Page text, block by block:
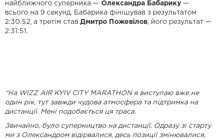
найближчого суперника — Олександра Бабарику —
всього на 9 секунд. Бабарика фінішував з результатом
2:30:52, а третім став Дмитро Пожевілов, його результат —
2:31:51.
“На WIZZ AIR KYIV CITY MARATHON я виступаю вже не
один рік, тут завжди чудова атмосфера та пiдтримка на
дистанції. Мені подобається ця траса.
Звичайно, було суперництво на дистанції. Одразу зі старту
ми з Олександром відірвалися, десь позиції змінювалися,